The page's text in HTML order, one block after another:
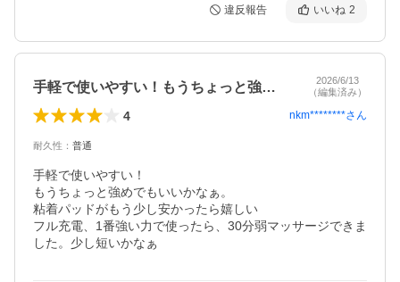
違反報告 いいね 2
手軽で使いやすい！もうちょっと強めでも…
2026/6/13
（編集済み）
4 nkm********さん
耐久性 ： 普通
手軽で使いやすい！
もうちょっと強めでもいいかなぁ。
粘着パッドがもう少し安かったら嬉しい
フル充電、1番強い力で使ったら、30分弱マッサージできま
した。少し短いかなぁ